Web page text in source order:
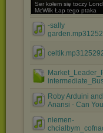
Ser kołem się toczy
McWilk Łap tego ptaka
-sally
Roby Arduini
Anansi - Can
niemen-